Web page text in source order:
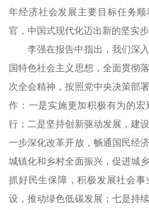
年经济社会发展主要目标任务
官，中国式现代化迈出新的坚实步
李强在报告中指出，我们深
国特色社会主义思想，全面贯彻
次全会精神，按照党中央决策部
作：一是实施更加积极有为的
行；二是坚持创新驱动发展，建
一步深化改革开放，畅通国民经
城镇化和乡村全面振兴，促进城
抓好民生保障，积极发展社会
设，推动绿色低碳发展；七是持